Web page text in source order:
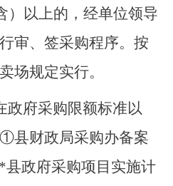
）
以上的，经单位领导
审、签采购程序。按
场规定实行。
政府采购限额标准以
①县财政局采购办备案
政府采购项目实施计